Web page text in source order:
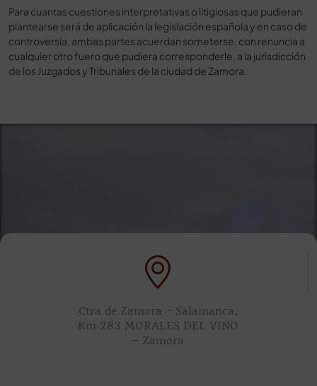
Para cuantas cuestiones interpretativas o litigiosas que pudieran
plantearse será de aplicación la legislación española y en caso de
controversia, ambas partes acuerdan someterse, con renuncia a
cualquier otro fuero que pudiera corresponderle, a la jurisdicción
de los Juzgados y Tribunales de la ciudad de Zamora.
Ctra de Zamora – Salamanca,
Km 283 MORALES DEL VINO
– Zamora